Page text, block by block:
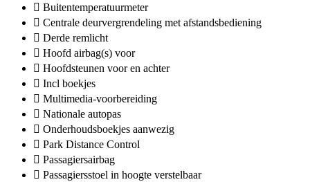
Buitentemperatuurmeter
Centrale deurvergrendeling met afstandsbediening
Derde remlicht
Hoofd airbag(s) voor
Hoofdsteunen voor en achter
Incl boekjes
Multimedia-voorbereiding
Nationale autopas
Onderhoudsboekjes aanwezig
Park Distance Control
Passagiersairbag
Passagiersstoel in hoogte verstelbaar